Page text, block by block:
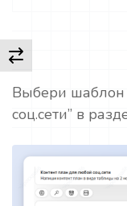
Выбери шаблон
соц.сети” в